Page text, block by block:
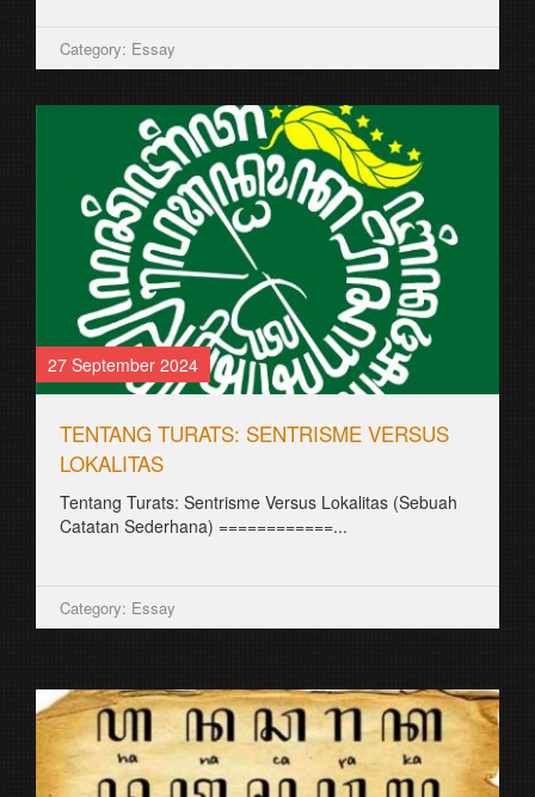
Category: Essay
27 September 2024
TENTANG TURATS: SENTRISME VERSUS
LOKALITAS
Tentang Turats: Sentrisme Versus Lokalitas (Sebuah
Catatan Sederhana) ============...
Category: Essay